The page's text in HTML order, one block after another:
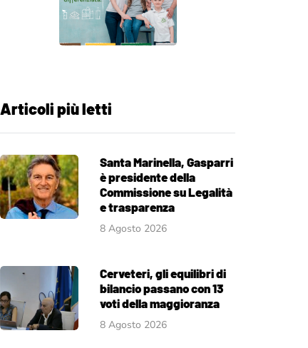
Articoli più letti
Santa Marinella, Gasparri
è presidente della
Commissione su Legalità
e trasparenza
8 Agosto 2026
Cerveteri, gli equilibri di
bilancio passano con 13
voti della maggioranza
8 Agosto 2026